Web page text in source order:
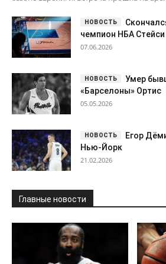
чемпион НБА Стейси
07.06.2026
Умер
«Барселоны» Ортис
05.05.2026
Егор
Нью-Йорк
21.02.2026
Главные новости